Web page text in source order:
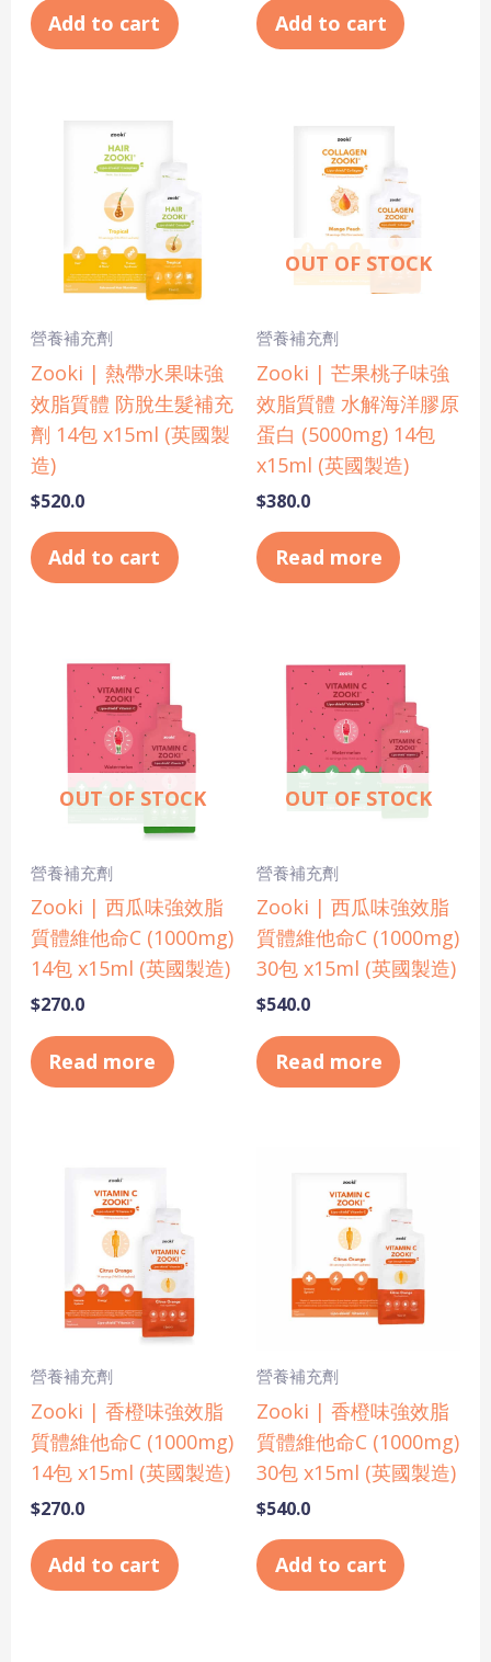
Add to cart Add to cart
營養補充劑
Zooki | 熱帶水果味強
效脂質體 防脫生髮補充
劑 14包 x15ml (英國製
造)
$520.0
Add to cart
OUT OF STOCK
營養補充劑
Zooki | 芒果桃子味強
效脂質體 水解海洋膠原
蛋白 (5000mg) 14包
x15ml (英國製造)
$380.0
Read more
OUT OF STOCK
營養補充劑
Zooki | 西瓜味強效脂
質體維他命C (1000mg)
14包 x15ml (英國製造)
$270.0
Read more
OUT OF STOCK
營養補充劑
Zooki | 西瓜味強效脂
質體維他命C (1000mg)
30包 x15ml (英國製造)
$540.0
Read more
營養補充劑
Zooki | 香橙味強效脂
質體維他命C (1000mg)
14包 x15ml (英國製造)
$270.0
Add to cart
營養補充劑
Zooki | 香橙味強效脂
質體維他命C (1000mg)
30包 x15ml (英國製造)
$540.0
Add to cart